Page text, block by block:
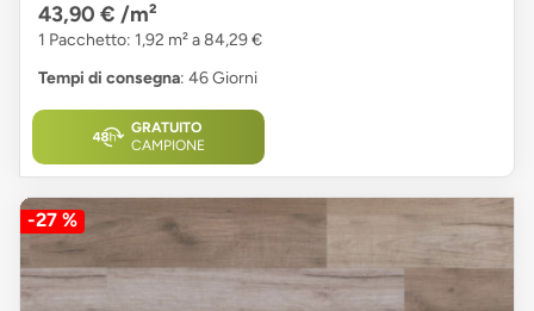
43,90 € /m²
1 Pacchetto: 1,92 m² a 84,29 €
Tempi di consegna: 46 Giorni
GRATUITO
CAMPIONE
-27 %